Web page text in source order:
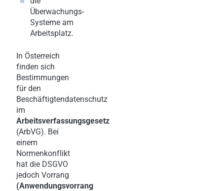
Überwachungs-
Systeme am
Arbeitsplatz.
In Österreich
finden sich
Bestimmungen
für den
Beschäftigtendatenschutz
im
Arbeitsverfassungsgesetz
(ArbVG). Bei
einem
Normenkonflikt
hat die DSGVO
jedoch Vorrang
(Anwendungsvorrang